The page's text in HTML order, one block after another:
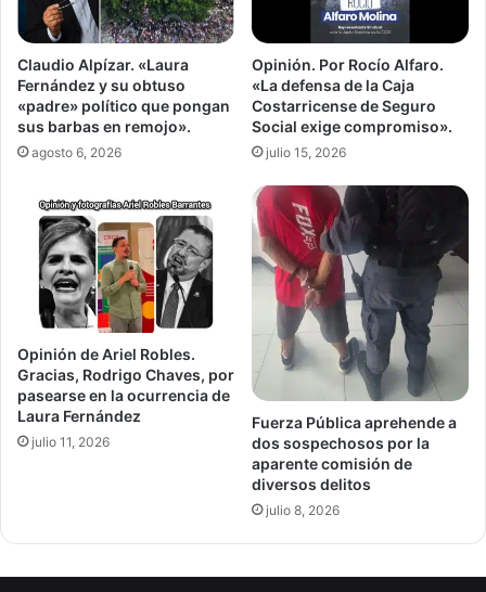
Claudio Alpízar. «Laura
Fernández y su obtuso
«padre» político que pongan
sus barbas en remojo».
agosto 6, 2026
Opinión. Por Rocío Alfaro.
«La defensa de la Caja
Costarricense de Seguro
Social exige compromiso».
julio 15, 2026
Opinión de Ariel Robles.
Gracias, Rodrigo Chaves, por
pasearse en la ocurrencia de
Laura Fernández
julio 11, 2026
Fuerza Pública aprehende a
dos sospechosos por la
aparente comisión de
diversos delitos
julio 8, 2026